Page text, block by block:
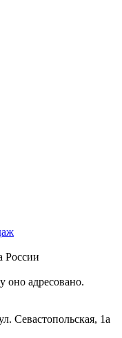
России
оно адресовано.
Севастопольская, 1а